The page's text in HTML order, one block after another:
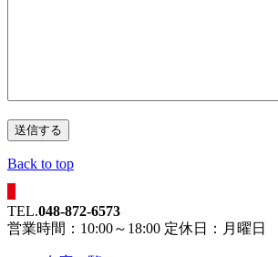
Back to top
TEL.048-872-6573
営業時間：10:00～18:00 定休日：月曜日